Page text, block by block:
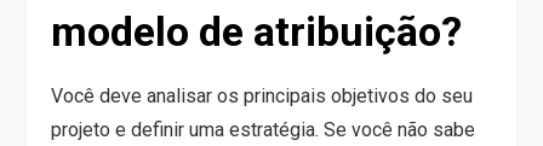
modelo de atribuição?
Você deve analisar os principais objetivos do seu
projeto e definir uma estratégia. Se você não sabe